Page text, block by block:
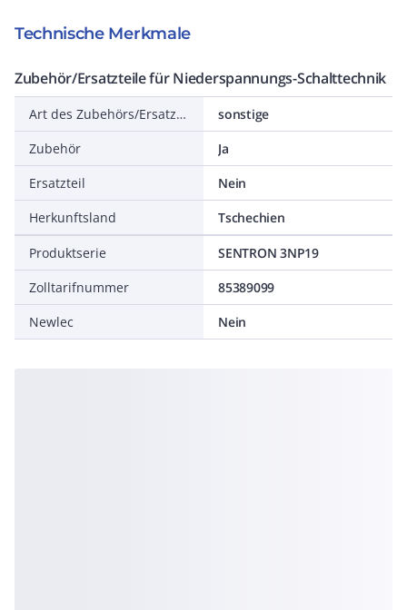
Technische Merkmale
Zubehör/Ersatzteile für Niederspannungs-Schalttechnik
Art des Zubehörs/Ersatzteils
sonstige
Zubehör
Ja
Ersatzteil
Nein
Herkunftsland
Tschechien
Produktserie
SENTRON 3NP19
Zolltarifnummer
85389099
Newlec
Nein